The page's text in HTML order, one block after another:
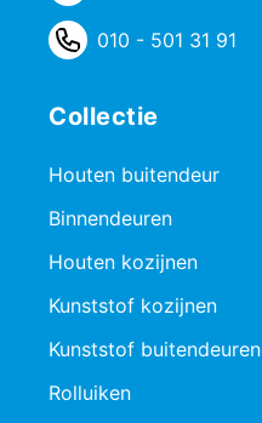
010 - 501 31 91
Collectie
Houten buitendeur
Binnendeuren
Houten kozijnen
Kunststof kozijnen
Kunststof buitendeuren
Rolluiken